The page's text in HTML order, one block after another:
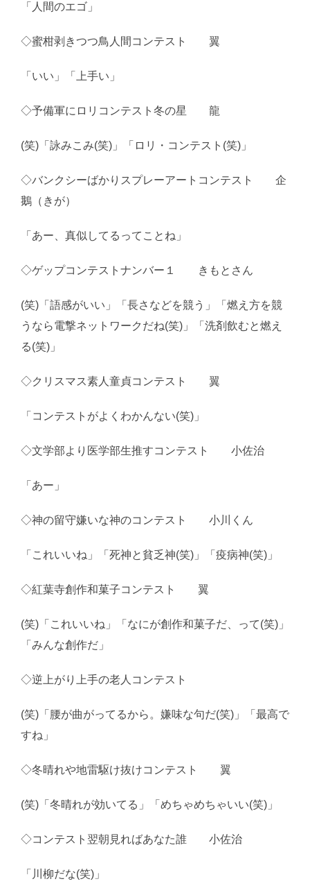
「人間のエゴ」
◇蜜柑剥きつつ鳥人間コンテスト 翼
「いい」「上手い」
◇予備軍にロリコンテスト冬の星 龍
(笑)「詠みこみ(笑)」「ロリ・コンテスト(笑)」
◇バンクシーばかりスプレーアートコンテスト 企
鵝（きが）
「あー、真似してるってことね」
◇ゲップコンテストナンバー１ きもとさん
(笑)「語感がいい」「長さなどを競う」「燃え方を競
うなら電撃ネットワークだね(笑)」「洗剤飲むと燃え
る(笑)」
◇クリスマス素人童貞コンテスト 翼
「コンテストがよくわかんない(笑)」
◇文学部より医学部生推すコンテスト 小佐治
「あー」
◇神の留守嫌いな神のコンテスト 小川くん
「これいいね」「死神と貧乏神(笑)」「疫病神(笑)」
◇紅葉寺創作和菓子コンテスト 翼
(笑)「これいいね」「なにが創作和菓子だ、って(笑)」
「みんな創作だ」
◇逆上がり上手の老人コンテスト
(笑)「腰が曲がってるから。嫌味な句だ(笑)」「最高で
すね」
◇冬晴れや地雷駆け抜けコンテスト 翼
(笑)「冬晴れが効いてる」「めちゃめちゃいい(笑)」
◇コンテスト翌朝見ればあなた誰 小佐治
「川柳だな(笑)」